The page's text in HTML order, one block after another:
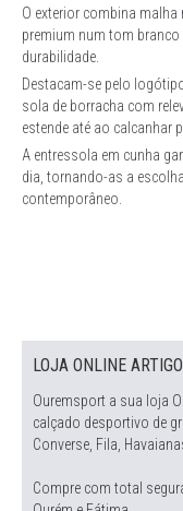
O exterior combina
premium num tom branco
durabilidade.
Destacam-se pelo
sola de borracha com
estende até ao calcanhar
A entressola em cunha
dia, tornando-as a
contemporâneo.
LOJA ONLINE
Ouremsport a sua loja
calçado desportivo de
Converse, Fila,
Compre com total